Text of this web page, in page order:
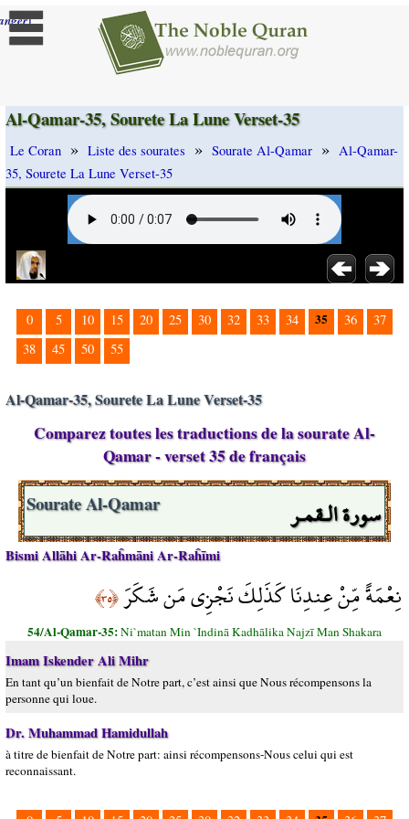
]
Al-Qamar-35, Sourete La Lune Verset-35
Le Coran » Liste des sourates » Sourate Al-Qamar » Al-Qamar-
35, Sourete La Lune Verset-35
0 5 10 15 20 25 30 32 33 34 35 36
37
38
45 50 55
Al-Qamar-35, Sourete La Lune Verset-35
Comparez toutes les traductions de la sourate Al-
Qamar - verset 35 de français
سورة الـقمـر Sourate Al-Qamar
Bismi Allāhi Ar-Raĥmāni Ar-Raĥīmi
نِعْمَةً مِّنْ عِندِنَا كَذَلِكَ نَجْزِي مَن شَكَرَ﴿٣٥﴾
54/Al-Qamar-35:Ni`matan Min `Indinā Kadhālika Najzī Man Shakara
Imam Iskender Ali Mihr
En tant qu’un bienfait de Notre part, c’est ainsi que Nous récompensons la
personne qui loue.
Dr. Muhammad Hamidullah
à titre de bienfait de Notre part: ainsi récompensons-Nous celui qui est
reconnaissant.